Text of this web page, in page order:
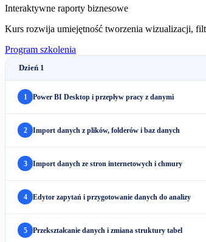
Interaktywne raporty biznesowe
Kurs rozwija umiejętność tworzenia wizualizacji,
Program szkolenia
Dzień 1
1 Power BI Desktop i przepływ pracy z danymi
2 Import danych z plików, folderów i baz danych
3 Import danych ze stron internetowych i chmury
4 Edytor zapytań i przygotowanie danych do analizy
5 Przekształcanie danych i zmiana struktury tabel